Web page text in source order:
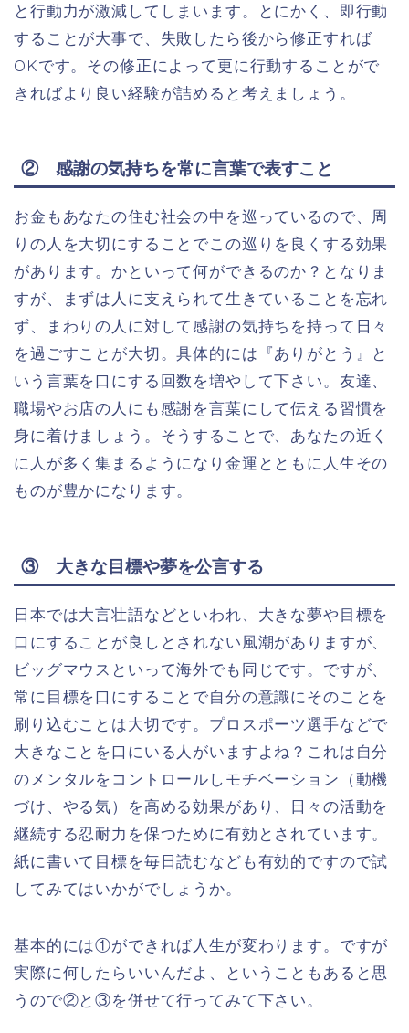
と行動力が激減してしまいます。とにかく、即行動
することが大事で、失敗したら後から修正すれば
OKです。その修正によって更に行動することがで
きればより良い経験が詰めると考えましょう。
② 感謝の気持ちを常に言葉で表すこと
お金もあなたの住む社会の中を巡っているので、周
りの人を大切にすることでこの巡りを良くする効果
があります。かといって何ができるのか？となりま
すが、まずは人に支えられて生きていることを忘れ
ず、まわりの人に対して感謝の気持ちを持って日々
を過ごすことが大切。具体的には『ありがとう』と
いう言葉を口にする回数を増やして下さい。友達、
職場やお店の人にも感謝を言葉にして伝える習慣を
身に着けましょう。そうすることで、あなたの近く
に人が多く集まるようになり金運とともに人生その
ものが豊かになります。
③ 大きな目標や夢を公言する
日本では大言壮語などといわれ、大きな夢や目標を
口にすることが良しとされない風潮がありますが、
ビッグマウスといって海外でも同じです。ですが、
常に目標を口にすることで自分の意識にそのことを
刷り込むことは大切です。プロスポーツ選手などで
大きなことを口にいる人がいますよね？これは自分
のメンタルをコントロールしモチベーション（動機
づけ、やる気）を高める効果があり、日々の活動を
継続する忍耐力を保つために有効とされています。
紙に書いて目標を毎日読むなども有効的ですので試
してみてはいかがでしょうか。
基本的には①ができれば人生が変わります。ですが
実際に何したらいいんだよ、ということもあると思
うので②と③を併せて行ってみて下さい。